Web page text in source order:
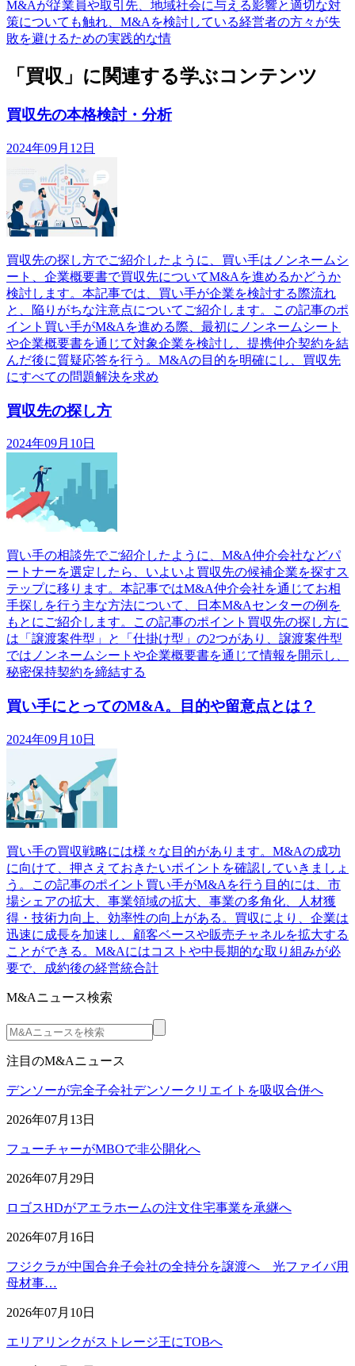
M&Aが従業員や取引先、地域社会に与える影響と適切な対
策についても触れ、M&Aを検討している経営者の方々が失
敗を避けるための実践的な情
「買収」に関連する学ぶコンテンツ
買収先の本格検討・分析
2024年09月12日
買収先の探し方でご紹介したように、買い手はノンネームシ
ート、企業概要書で買収先についてM&Aを進めるかどうか
検討します。本記事では、買い手が企業を検討する際流れ
と、陥りがちな注意点についてご紹介します。この記事のポ
イント買い手がM&Aを進める際、最初にノンネームシート
や企業概要書を通じて対象企業を検討し、提携仲介契約を結
んだ後に質疑応答を行う。M&Aの目的を明確にし、買収先
にすべての問題解決を求め
買収先の探し方
2024年09月10日
買い手の相談先でご紹介したように、M&A仲介会社などパ
ートナーを選定したら、いよいよ買収先の候補企業を探すス
テップに移ります。本記事ではM&A仲介会社を通じてお相
手探しを行う主な方法について、日本M&Aセンターの例を
もとにご紹介します。この記事のポイント買収先の探し方に
は「譲渡案件型」と「仕掛け型」の2つがあり、譲渡案件型
ではノンネームシートや企業概要書を通じて情報を開示し、
秘密保持契約を締結する
買い手にとってのM&A。目的や留意点とは？
2024年09月10日
買い手の買収戦略には様々な目的があります。M&Aの成功
に向けて、押さえておきたいポイントを確認していきましょ
う。この記事のポイント買い手がM&Aを行う目的には、市
場シェアの拡大、事業領域の拡大、事業の多角化、人材獲
得・技術力向上、効率性の向上がある。買収により、企業は
迅速に成長を加速し、顧客ベースや販売チャネルを拡大する
ことができる。M&Aにはコストや中長期的な取り組みが必
要で、成約後の経営統合計
M&Aニュース検索
注目のM&Aニュース
デンソーが完全子会社デンソークリエイトを吸収合併へ
2026年07月13日
フューチャーがMBOで非公開化へ
2026年07月29日
ロゴスHDがアエラホームの注文住宅事業を承継へ
2026年07月16日
フジクラが中国合弁子会社の全持分を譲渡へ 光ファイバ用
母材事…
2026年07月10日
エリアリンクがストレージ王にTOBへ